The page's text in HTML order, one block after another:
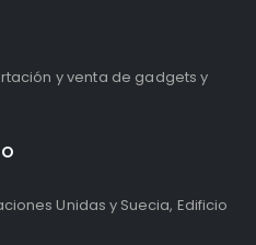
y venta de gadgets y
Unidas y Suecia, Edificio